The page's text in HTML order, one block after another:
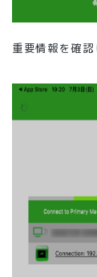
重要情報を確認